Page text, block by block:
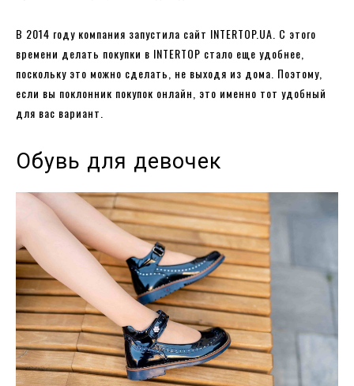
В 2014 году компания запустила сайт INTERTOP.UA. С этого
времени делать покупки в INTERTOP стало еще удобнее,
поскольку это можно сделать, не выходя из дома. Поэтому,
если вы поклонник покупок онлайн, это именно тот удобный
для вас вариант.
Обувь для девочек